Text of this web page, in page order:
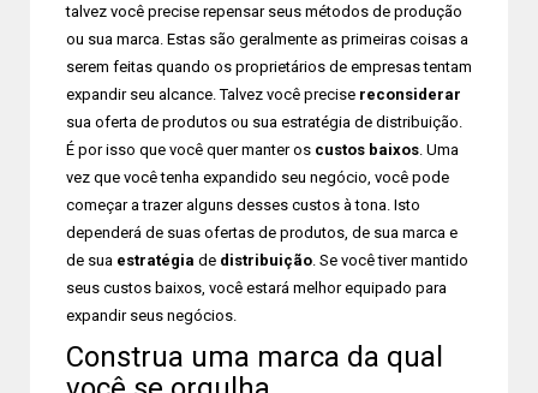
talvez você precise repensar seus métodos de produção
ou sua marca. Estas são geralmente as primeiras coisas a
serem feitas quando os proprietários de empresas tentam
expandir seu alcance. Talvez você precise reconsiderar
sua oferta de produtos ou sua estratégia de distribuição.
É por isso que você quer manter os custos baixos. Uma
vez que você tenha expandido seu negócio, você pode
começar a trazer alguns desses custos à tona. Isto
dependerá de suas ofertas de produtos, de sua marca e
de sua estratégia de distribuição. Se você tiver mantido
seus custos baixos, você estará melhor equipado para
expandir seus negócios.
Construa uma marca da qual